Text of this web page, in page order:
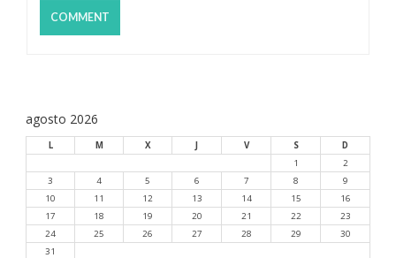
agosto 2026
L M X J V S
D
1
2
3
4 5 6 7 8
9
10
11 12 13 14 15
16
17
18 19 20 21 22
23
24
25 26 27 28 29
30
31